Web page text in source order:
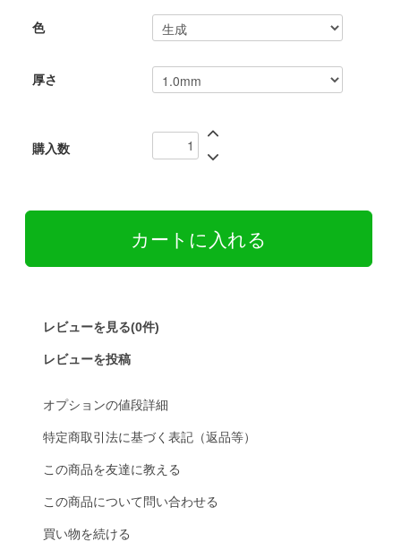
色
厚さ
購入数
レビューを見る(0件)
レビューを投稿
オプションの値段詳細
特定商取引法に基づく表記（返品等）
この商品を友達に教える
この商品について問い合わせる
買い物を続ける